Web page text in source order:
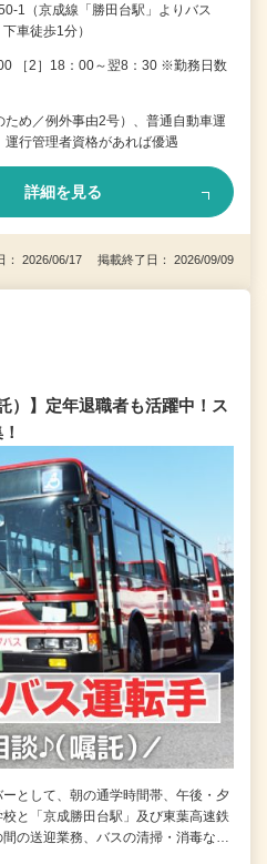
1（京成線「勝田台駅」よりバス
車徒歩1分）
［2］18：00～翌8：30 ※勤務日数
ため／例外事由2号）、普通自動車運
運行管理者資格があれば優遇
詳細を見る
： 2026/06/17 掲載終了日： 2026/09/09
）】定年退職者も活躍中！ス
として、朝の通学時間帯、午後・夕
と「京成勝田台駅」及び東葉高速鉄
の送迎業務、バスの清掃・消毒な…